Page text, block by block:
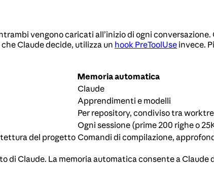
vengono caricati all’inizio di ogni
Claude decide, utilizza un hook PreToolUse invece.
Memoria automatica
Claude
Apprendimenti e modelli
Per repository, condiviso tra
Ogni sessione (prime 200 righe o
del progettoComandi di compilazione,
di Claude. La memoria automatica consente a Claude